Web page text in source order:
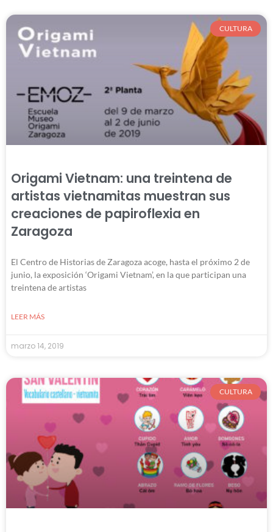
CULTURA
Origami Vietnam: una treintena de
artistas vietnamitas muestran sus
creaciones de papiroflexia en
Zaragoza
El Centro de Historias de Zaragoza acoge, hasta el próximo 2 de
junio, la exposición ‘Origami Vietnam’, en la que participan una
treintena de artistas
LEER MÁS
marzo 14, 2019
CULTURA